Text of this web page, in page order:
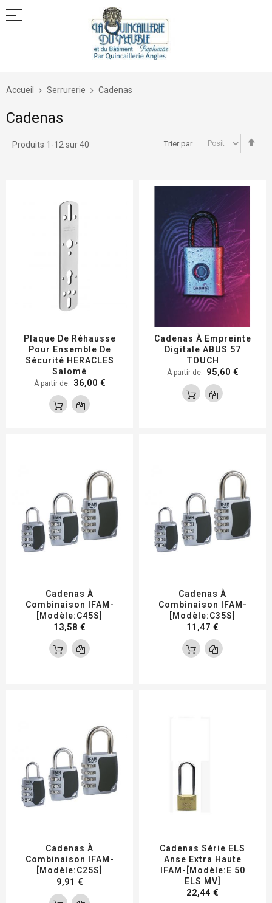
Allez
contenu
Accueil Serrurerie Cadenas
Cadenas
Produits 1 -12 sur40 Trier par
Plaque De Réhausse
Pour Ensemble De
Sécurité HERACLES
Salomé
À partir de 36,00 €
Cadenas À Empreinte
Digitale ABUS 57
TOUCH
À partir de 95,60 €
Cadenas À
Combinaison IFAM-
[Modèle:C45S]
13,58 €
Cadenas À
Combinaison IFAM-
[Modèle:C35S]
11,47 €
Cadenas À
Combinaison IFAM-
[Modèle:C25S]
9,91 €
Cadenas Série ELS
Anse Extra Haute
IFAM-[Modèle:E 50
ELS MV]
22,44 €